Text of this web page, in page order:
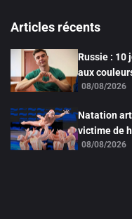
Articles récents
Russie : 10
aux
08/08/2026
Natation
victime de
08/08/2026